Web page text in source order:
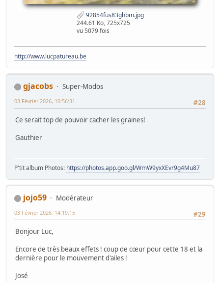
92854fus83ghbm.jpg
244.61 Ko, 725x725
vu 5079 fois
http://www.lucpatureau.be
gjacobs
Super-Modos
#28
03 Février 2026, 10:56:31
Ce serait top de pouvoir cacher les graines!
Gauthier
P'tit album Photos: https://photos.app.goo.gl/WmW9yxXEvr9g4Mu87
jojo59
Modérateur
#29
03 Février 2026, 14:19:15
Bonjour Luc,
Encore de très beaux effets ! coup de cœur pour cette 18 et la
dernière pour le mouvement d'ailes !
José